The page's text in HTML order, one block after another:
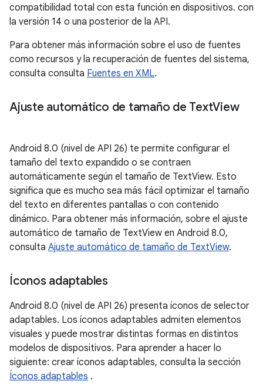
compatibilidad total con esta función en dispositivos. con
la versión 14 o una posterior de la API.
Para obtener más información sobre el uso de fuentes
como recursos y la recuperación de fuentes del sistema,
consulta consulta Fuentes en XML.
Ajuste automático de tamaño de TextView
Android 8.0 (nivel de API 26) te permite configurar el
tamaño del texto expandido o se contraen
automáticamente según el tamaño de TextView. Esto
significa que es mucho sea más fácil optimizar el tamaño
del texto en diferentes pantallas o con contenido
dinámico. Para obtener más información, sobre el ajuste
automático de tamaño de TextView en Android 8.0,
consulta Ajuste automático de tamaño de TextView.
Íconos adaptables
Android 8.0 (nivel de API 26) presenta íconos de selector
adaptables. Los íconos adaptables admiten elementos
visuales y puede mostrar distintas formas en distintos
modelos de dispositivos. Para aprender a hacer lo
siguiente: crear íconos adaptables, consulta la sección
Íconos adaptables .